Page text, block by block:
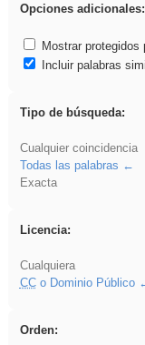
Opciones adicionales:
Mostrar protegidos
Incluir palabras
Tipo de búsqueda:
Cualquier coincidencia
Todas las palabras
Exacta
Licencia:
Cualquiera
CCo Dominio Público
Orden: